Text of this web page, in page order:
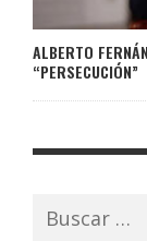
ALBERTO
“PERSECUCIÓN”
Buscar: